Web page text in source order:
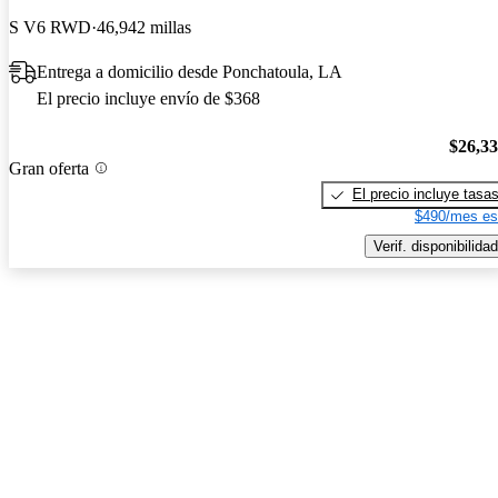
S V6 RWD 46,942 millas
Entrega a domicilio desde Ponchatoula, LA
El precio incluye envío de $368
Gran oferta
El precio incluye tasas
$490/mes
Verif. disponibilidad